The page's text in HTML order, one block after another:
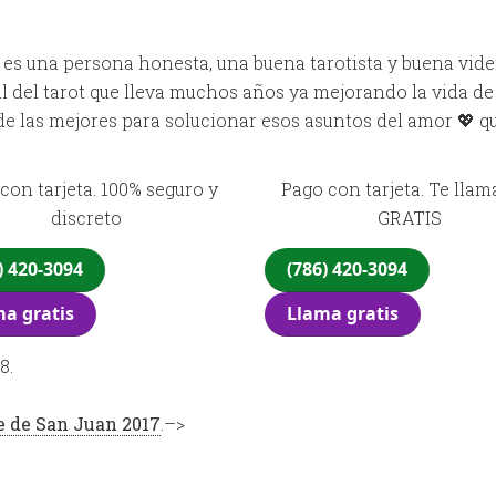
una persona honesta, una buena tarotista y buena
del tarot que lleva muchos años ya mejorando la vida
las mejores para solucionar esos asuntos del amor 💖
tarjeta. 100% seguro y
discreto
420-3094
gratis
Pago con tarjeta. Te
GRATIS
(786) 420-3094
Llama gratis
San Juan 2017 .–>